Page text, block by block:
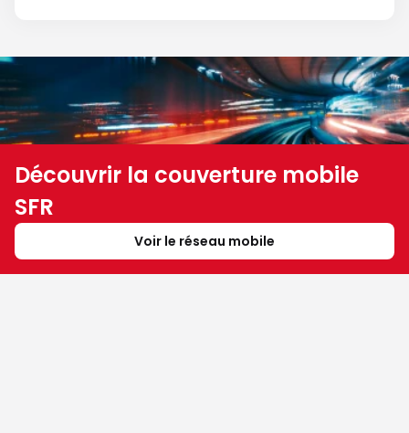
Découvrir la couverture mobile
SFR
Voir le réseau mobile